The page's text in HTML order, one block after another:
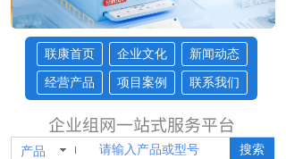
企业组网一站式服务平台
产品 搜索
联康首页 企业文化
新闻动态
经营产品
项目案例 联系我们